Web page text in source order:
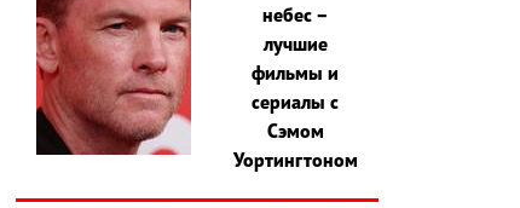
небес –
лучшие
фильмы и
сериалы с
Сэмом
Уортингтоном